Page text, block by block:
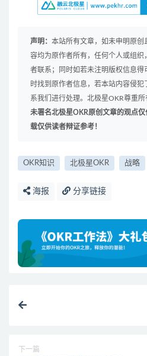
声明： 本站所有文章，如未申明原创
容均为原作者所有，任何个人或组织
者联系；同时如若未注明版权信息得
时找到原作者信息，若本站内容侵
系我们进行处理。北极星OKR尊重所
未署名北极星OKR原创文章的观点
载仅供读者辩证参考！
OKR知识 北极星OKR 战略
海报 分享链接
下一篇